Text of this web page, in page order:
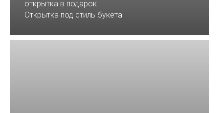
открытка в подарок
Открытка под стиль букета